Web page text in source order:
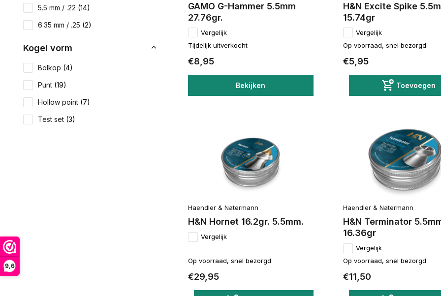
9,6
5.5 mm / .22 (14)
6.35 mm / .25 (2)
Kogel vorm
Bolkop (4)
Punt (19)
Hollow point (7)
Test set (3)
GAMO G-Hammer 5.5mm
27.76gr.
Vergelijk
Tijdelijk uitverkocht
€8,95
Bekijken
H&N Excite Spike
15.74gr
Vergelijk
Op voorraad, snel bezorgd
€5,95
Toevoegen
Haendler & Natermann
H&N Hornet 16.2gr. 5.5mm.
Vergelijk
Op voorraad, snel bezorgd
€29,95
Haendler & Natermann
H&N Terminator
16.36gr
Vergelijk
Op voorraad, snel bezorgd
€11,50